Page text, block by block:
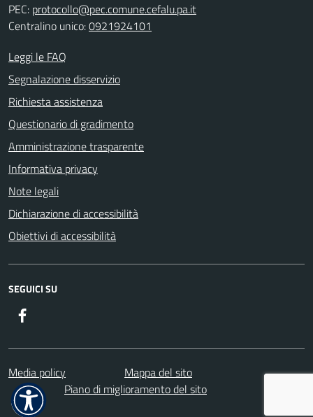
PEC: protocollo@pec.comune.cefalu.pa.it
Centralino unico:0921924101
Leggi le FAQ
Segnalazione disservizio
Richiesta assistenza
Questionario di gradimento
Amministrazione trasparente
Informativa privacy
Note legali
Dichiarazione di accessibilità
Obiettivi di accessibilità
SEGUICI SU
Media policy
Mappa del sito
Piano di miglioramento del sito